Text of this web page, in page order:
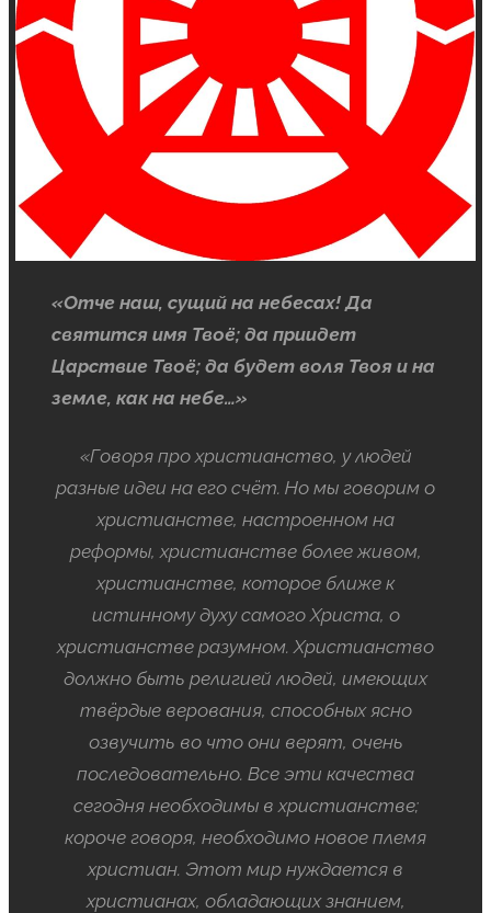
«Отче наш, сущий на небесах! Да
святится имя Твоё; да приидет
Царствие Твоё; да будет воля Твоя и на
земле, как на небе…»
«Говоря про христианство, у людей
разные идеи на его счёт. Но мы говорим о
христианстве, настроенном на
реформы, христианстве более живом,
христианстве, которое ближе к
истинному духу самого Христа, о
христианстве разумном. Христианство
должно быть религией людей, имеющих
твёрдые верования, способных ясно
озвучить во что они верят, очень
последовательно. Все эти качества
сегодня необходимы в христианстве;
короче говоря, необходимо новое племя
христиан. Этот мир нуждается в
христианах, обладающих знанием,